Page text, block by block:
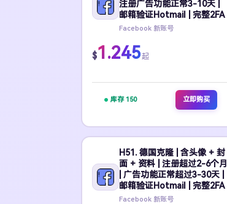
注册广告功能正常3-10天 |
邮箱验证Hotmail | 完整2FA
Facebook 新账号
$1.245起
库存 150 立即购买
H51. 德国克隆 | 含头像 + 封
面 + 资料 | 注册超过2-6个月
| 广告功能正常超过3-30天 |
邮箱验证Hotmail | 完整2FA
Facebook 新账号